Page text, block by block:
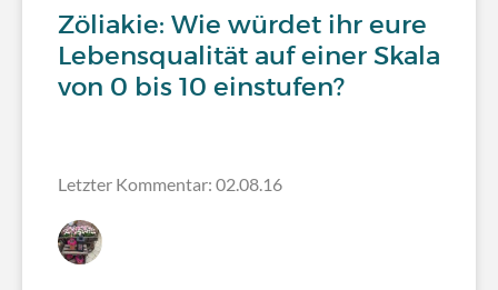
Zöliakie: Wie würdet ihr eure
Lebensqualität auf einer Skala
von 0 bis 10 einstufen?
Letzter Kommentar: 02.08.16